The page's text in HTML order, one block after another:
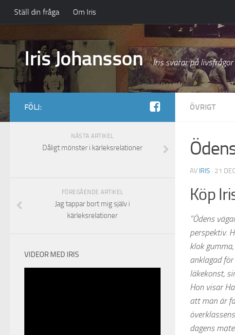
Ställ din fråga Om Iris
Iris Johansson Iris svarar på livsfrågor
ÖVRIGT
AV IRIS · 21
Köp
”Ödens
perspektiv.
klok
anklagad
läkekonst,
Hon visar
att man är
dagens
FÖLJ:
NÄSTA ARTIKEL
Dåligt mönster i kärleksrelationer
FÖREGÅENDE ARTIKEL
Jag tappar bort mig själv i
kärleksrelationer
VIDEOR MED IRIS